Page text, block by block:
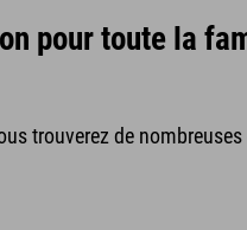
pour toute la
trouverez de